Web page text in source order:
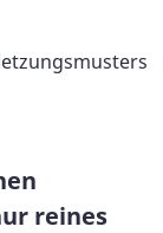
reines